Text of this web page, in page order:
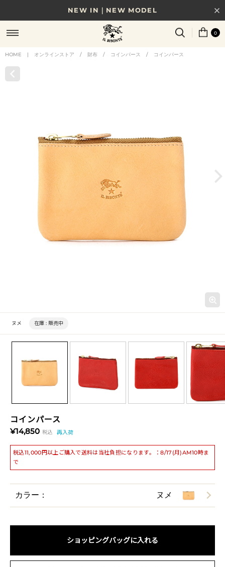
NEW IN｜NEW MODEL
8/17(月)10時まで｜税込11,000円以上で送料無料
贈る相手やシーンから選べる、新しいギフトガイド
0
HOME | オンラインストア / 財布 / コインパース / コインパース
コインパース
¥14,850 税込 再入荷
税込11,000円以上ご購入で送料は当社負担になります。：8/17(月)AM10時ま
で
ヌメ 在庫 : 販売中
カラー： ヌメ
ショッピングバッグに入れる